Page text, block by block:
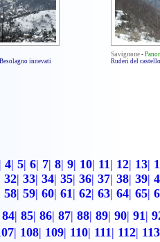
innevati
Savignone -
Ruderi del
| 4| 5| 6| 7| 8| 9| 10| 11| 12| 13|
32| 33| 34| 35| 36| 37| 38| 39|
58| 59| 60| 61| 62| 63| 64| 65|
84| 85| 86| 87| 88| 89| 90| 91|
| 108| 109| 110| 111| 112| 113